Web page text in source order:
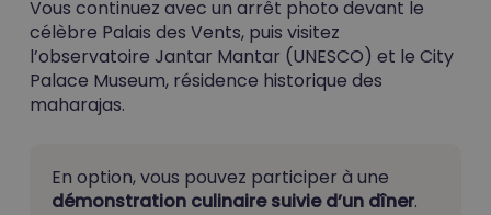
Vous continuez avec un arrêt photo devant le
célèbre Palais des Vents, puis visitez
l’observatoire Jantar Mantar (UNESCO) et le City
Palace Museum, résidence historique des
maharajas.
En option, vous pouvez participer à une
démonstration culinaire suivie d’un dîner.